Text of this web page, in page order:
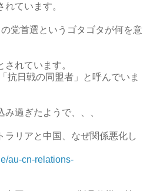
ています。
党首選というゴタゴタが何を意
れています。
抗日戦の同盟者」と呼んでいま
過ぎたようで、、、
ラリアと中国、なぜ関係悪化し
au-cn-relations-